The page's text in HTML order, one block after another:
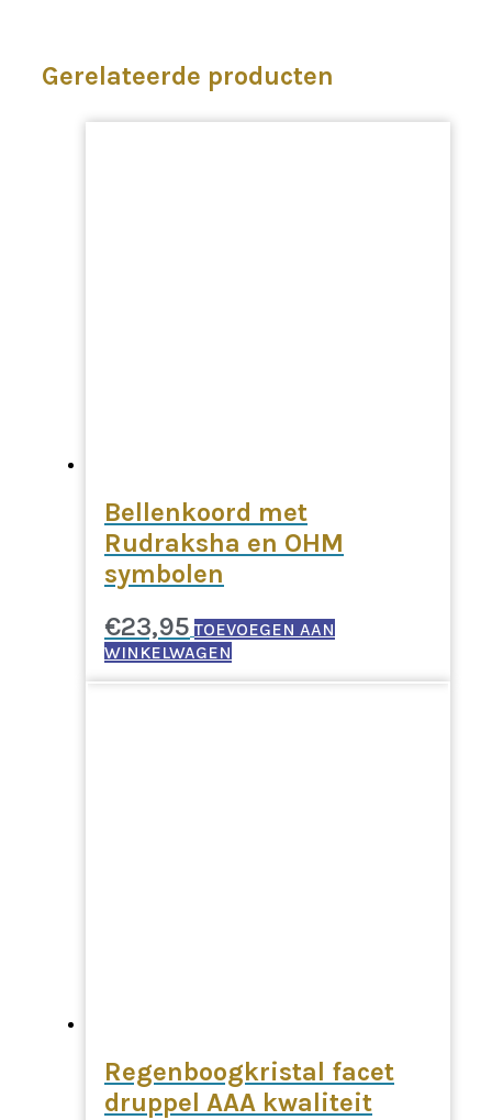
Gerelateerde producten
Bellenkoord met
Rudraksha en OHM
symbolen
€23,95 TOEVOEGEN AAN
WINKELWAGEN
Regenboogkristal facet
druppel AAA kwaliteit